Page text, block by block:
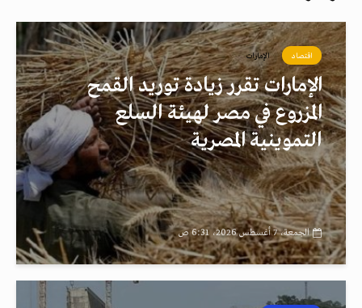
اقتصاد الإمارات
الإمارات تقرر زيادة توريد القمح
المزروع في مصر لهيئة السلع
التموينية المصرية
الجمعة، 7 أغسطس 2026، 6:31 ص